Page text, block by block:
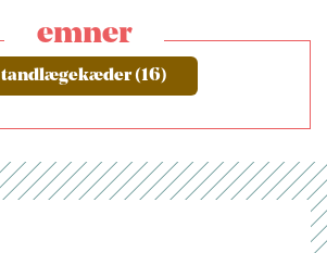
emner
tandlægekæder (16)